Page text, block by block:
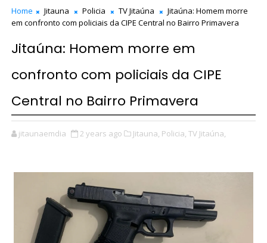
Home Jitauna Policia TV Jitaúna
Jitaúna: Homem morre
em confronto com policiais da CIPE Central no Bairro Primavera
Jitaúna: Homem morre em
confronto com policiais da CIPE
Central no Bairro Primavera
jitaunaemdia 2 years ago Jitauna, Policia, TV Jitaúna,